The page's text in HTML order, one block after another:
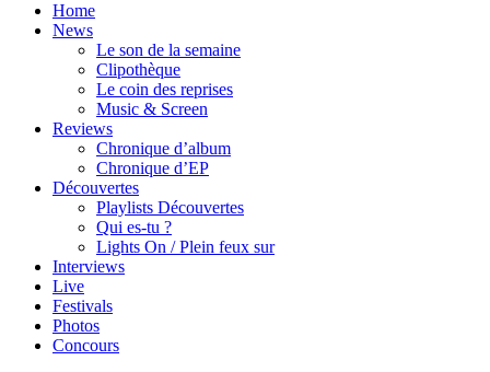
Home
News
Le son de la semaine
Clipothèque
Le coin des reprises
Music & Screen
Reviews
Chronique d’album
Chronique d’EP
Découvertes
Playlists Découvertes
Qui es-tu ?
Lights On / Plein feux sur
Interviews
Live
Festivals
Photos
Concours